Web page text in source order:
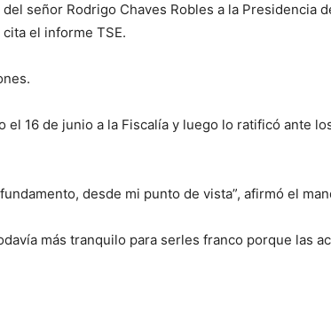
señor Rodrigo Chaves Robles a la Presidencia
el informe TSE.
16 de junio a la Fiscalía y luego lo ratificó ante
desde mi punto de vista”, afirmó el
más tranquilo para serles franco porque las